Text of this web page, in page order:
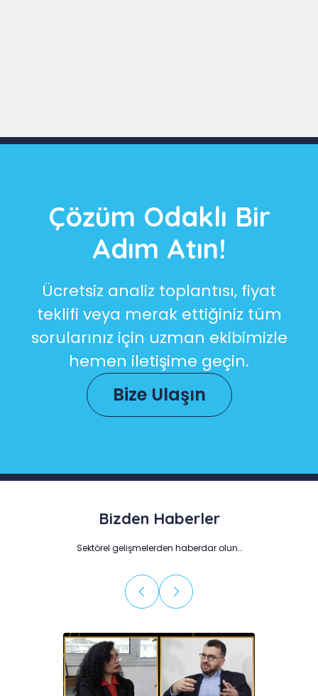
Çözüm Odaklı Bir
Adım Atın!
Ücretsiz analiz toplantısı, fiyat
teklifi veya merak ettiğiniz tüm
sorularınız için uzman ekibimizle
hemen iletişime geçin.
Bize Ulaşın
Bizden Haberler
Sektörel gelişmelerden haberdar olun…